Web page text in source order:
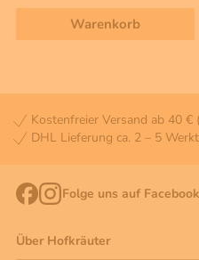
Warenkorb
Kostenfreier Versand ab 40 €
DHL Lieferung ca. 2 – 5
Folge uns auf
Über Hofkräuter